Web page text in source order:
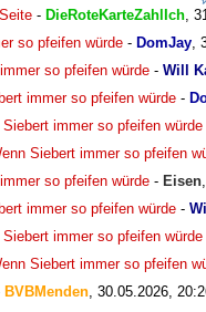
- DieRoteKarteZahlIch
so pfeifen würde - DomJay
so pfeifen würde - Will
immer so pfeifen würde -
Siebert immer so pfeifen würde
Siebert immer so pfeifen
so pfeifen würde - Eisen
immer so pfeifen würde -
Siebert immer so pfeifen würde
Siebert immer so pfeifen
BVBMenden 30.05.2026,